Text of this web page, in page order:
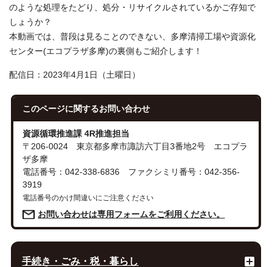
のような処理をたどり、処分・リサイクルされているかご存知で
しょうか？
本動画では、普段は見ることのできない、多摩清掃工場や資源化
センター(エコプラザ多摩)の裏側もご紹介します！
配信日：2023年4月1日（土曜日）
このページに関するお問い合わせ
資源循環推進課 4R推進担当
〒206-0024 東京都多摩市諏訪六丁目3番地2号 エコプラ
ザ多摩
電話番号：042-338-6836 ファクシミリ番号：042-356-
3919
電話番号のかけ間違いにご注意ください
お問い合わせは専用フォームをご利用ください。
手続き・ごみ・税・暮らし